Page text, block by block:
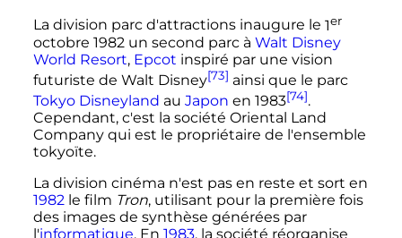
La division parc d'attractions inaugure le 1er
octobre 1982 un second parc à Walt Disney
World Resort, Epcot inspiré par une vision
futuriste de Walt Disney[73] ainsi que le parc
Tokyo Disneyland au Japon en 1983[74].
Cependant, c'est la société Oriental Land
Company qui est le propriétaire de l'ensemble
tokyoïte.
La division cinéma n'est pas en reste et sort en
1982le film Tron, utilisant pour la première fois
des images de synthèse générées par
l'informatique. En 1983, la société réorganise